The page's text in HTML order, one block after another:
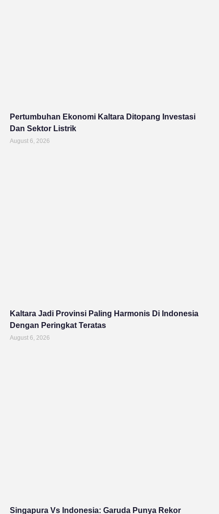
Pertumbuhan Ekonomi Kaltara Ditopang Investasi
Dan Sektor Listrik
August 6, 2026
Kaltara Jadi Provinsi Paling Harmonis Di Indonesia
Dengan Peringkat Teratas
August 6, 2026
Singapura Vs Indonesia: Garuda Punya Rekor